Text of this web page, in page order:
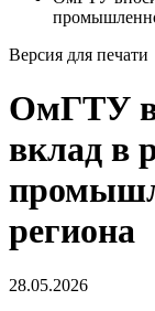
Версия для печати
ОмГТУ
вклад в
региона
28.05.2026